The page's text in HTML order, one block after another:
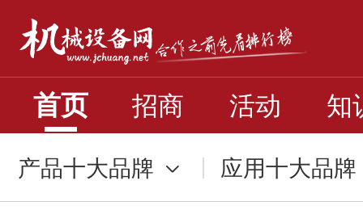
首页 招商 活动 知
产品十大品牌 应用十大品牌